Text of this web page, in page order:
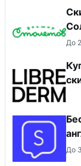
До
До